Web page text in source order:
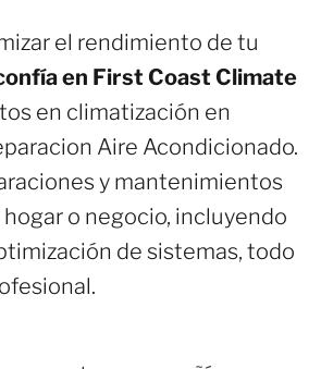
el rendimiento de tu
en First Coast Climate
en climatización en
Aire Acondicionado.
y mantenimientos
o negocio, incluyendo
de sistemas, todo